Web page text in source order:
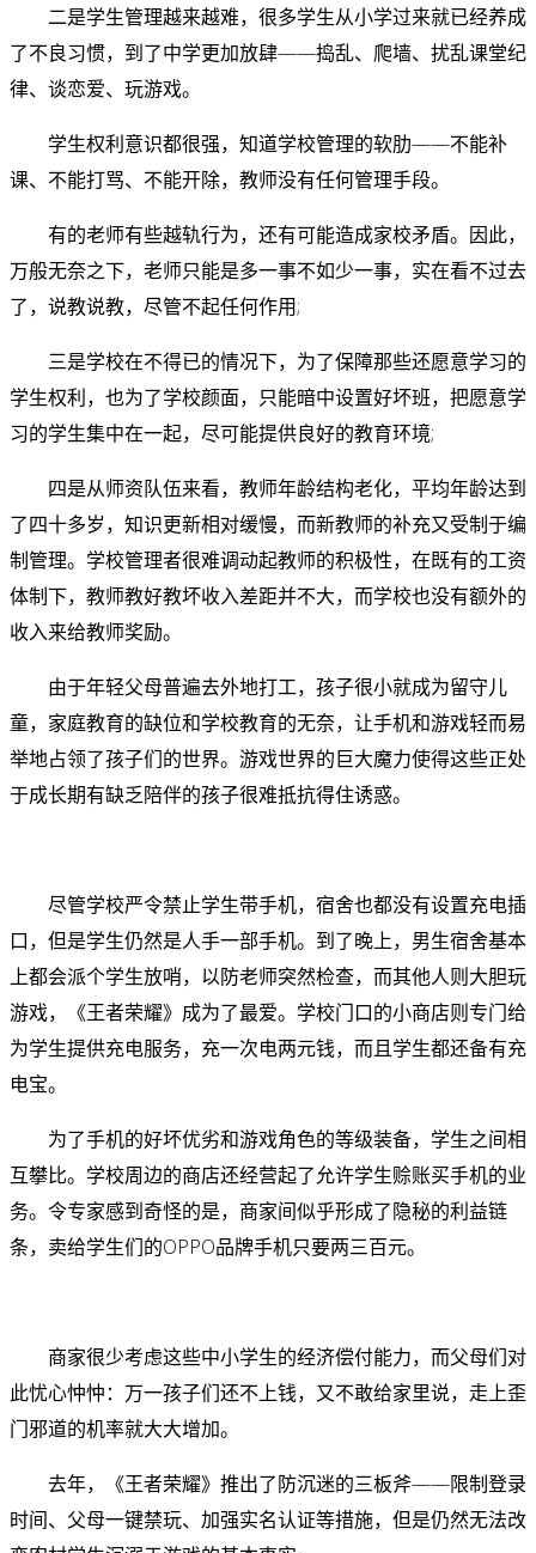
二是学生管理越来越难，很多学生从小学过来就已经养成
了不良习惯，到了中学更加放肆——捣乱、爬墙、扰乱课堂纪
律、谈恋爱、玩游戏。
学生权利意识都很强，知道学校管理的软肋——不能补
课、不能打骂、不能开除，教师没有任何管理手段。
有的老师有些越轨行为，还有可能造成家校矛盾。因此，
万般无奈之下，老师只能是多一事不如少一事，实在看不过去
了，说教说教，尽管不起任何作用;
三是学校在不得已的情况下，为了保障那些还愿意学习的
学生权利，也为了学校颜面，只能暗中设置好坏班，把愿意学
习的学生集中在一起，尽可能提供良好的教育环境;
四是从师资队伍来看，教师年龄结构老化，平均年龄达到
了四十多岁，知识更新相对缓慢，而新教师的补充又受制于编
制管理。学校管理者很难调动起教师的积极性，在既有的工资
体制下，教师教好教坏收入差距并不大，而学校也没有额外的
收入来给教师奖励。
由于年轻父母普遍去外地打工，孩子很小就成为留守儿
童，家庭教育的缺位和学校教育的无奈，让手机和游戏轻而易
举地占领了孩子们的世界。游戏世界的巨大魔力使得这些正处
于成长期有缺乏陪伴的孩子很难抵抗得住诱惑。
尽管学校严令禁止学生带手机，宿舍也都没有设置充电插
口，但是学生仍然是人手一部手机。到了晚上，男生宿舍基本
上都会派个学生放哨，以防老师突然检查，而其他人则大胆玩
游戏，《王者荣耀》成为了最爱。 学校门口的小商店则专门给
为学生提供充电服务，充一次电两元钱，而且学生都还备有充
电宝。
为了手机的好坏优劣和游戏角色的等级装备，学生之间相
互攀比。 学校周边的商店还经营起了允许学生赊账买手机的业
务。令专家感到奇怪的是，商家间似乎形成了隐秘的利益链
条，卖给学生们的OPPO品牌手机只要两三百元。
商家很少考虑这些中小学生的经济偿付能力，而父母们对
此忧心忡忡：万一孩子们还不上钱，又不敢给家里说，走上歪
门邪道的机率就大大增加。
去年，《王者荣耀》推出了防沉迷的三板斧——限制登录
时间、父母一键禁玩、加强实名认证等措施，但是仍然无法改